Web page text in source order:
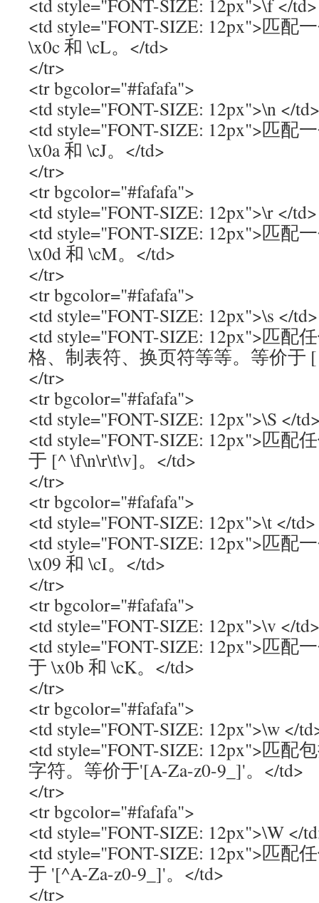
<td style="FONT-SIZE: 12px">\f </td>
<td style="FONT-SIZE: 12px">匹配
\x0c 和 \cL。</td>
</tr>
<tr bgcolor="#fafafa">
<td style="FONT-SIZE: 12px">\n </td>
<td style="FONT-SIZE: 12px">匹配
\x0a 和 \cJ。</td>
</tr>
<tr bgcolor="#fafafa">
<td style="FONT-SIZE: 12px">\r </td>
<td style="FONT-SIZE: 12px">匹配
\x0d 和 \cM。</td>
</tr>
<tr bgcolor="#fafafa">
<td style="FONT-SIZE: 12px">\s </td>
<td style="FONT-SIZE: 12px">匹配
格、制表符、换页符等等。等价于
</tr>
<tr bgcolor="#fafafa">
<td style="FONT-SIZE: 12px">\S </
<td style="FONT-SIZE: 12px">匹配
于 [^ \f\n\r\t\v]。</td>
</tr>
<tr bgcolor="#fafafa">
<td style="FONT-SIZE: 12px">\t </td>
<td style="FONT-SIZE: 12px">匹配
\x09 和 \cI。</td>
</tr>
<tr bgcolor="#fafafa">
<td style="FONT-SIZE: 12px">\v </td>
<td style="FONT-SIZE: 12px">匹配
于 \x0b 和 \cK。</td>
</tr>
<tr bgcolor="#fafafa">
<td style="FONT-SIZE: 12px">\w </
<td style="FONT-SIZE: 12px">匹配
字符。等价于'[A-Za-z0-9_]'。</td>
</tr>
<tr bgcolor="#fafafa">
<td style="FONT-SIZE: 12px">\W </
<td style="FONT-SIZE: 12px">匹配
于 '[^A-Za-z0-9_]'。</td>
</tr>